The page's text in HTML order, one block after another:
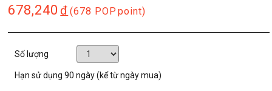
678,240 đ (678 POP point)
Số lượng
Hạn sử dụng90 ngày (kể từ ngày mua)